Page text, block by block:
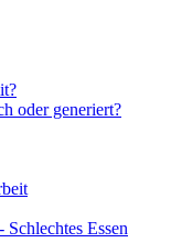
oder generiert?
Schlechtes Essen